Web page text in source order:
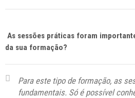
As sessões práticas foram
da sua formação?
Para este tipo de formação, as
fundamentais. Só é possível